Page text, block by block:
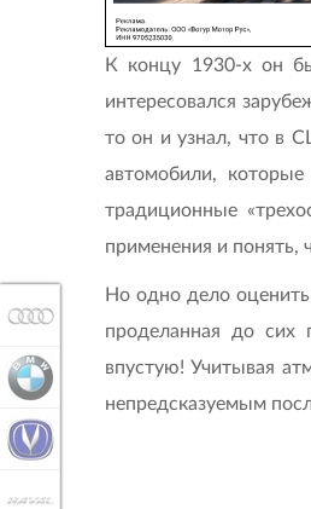
К концу 1930-х он
интересовался
то он и узнал, что в
автомобили,
традиционные
применения и понять,
Но одно дело оценить
проделанная до сих
впустую! Учитывая
непредсказуемым
BMW